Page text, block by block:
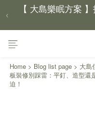
【 涼感家族
‹
Home > Blog list page > 大島
板裝修別踩雷：平釘、造型還
迫！